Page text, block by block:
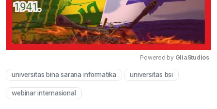
Mute
Powered by GliaStudios
universitas bina sarana informatika universitas bsi
webinar internasional